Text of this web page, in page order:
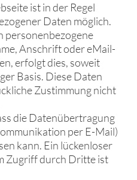
ist in der Regel
Daten möglich.
personenbezogene
Anschrift oder eMail-
erfolgt dies, soweit
Basis. Diese Daten
Zustimmung nicht
die Datenübertragung
per E-Mail)
kann. Ein lückenloser
Zugriff durch Dritte ist